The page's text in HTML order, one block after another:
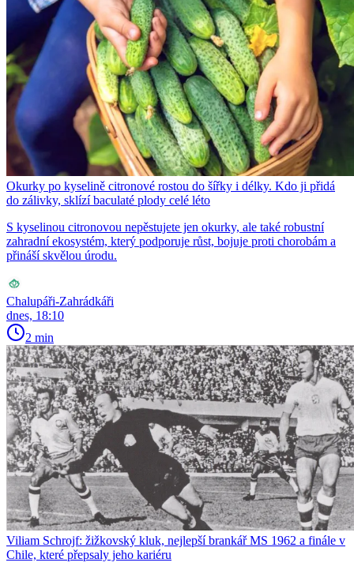
Okurky po kyselině citronové rostou do šířky i délky. Kdo ji přidá
do zálivky, sklízí baculaté plody celé léto
S kyselinou citronovou nepěstujete jen okurky, ale také robustní
zahradní ekosystém, který podporuje růst, bojuje proti chorobám a
přináší skvělou úrodu.
Chalupáři-Zahrádkáři
dnes, 18:10
2 min
Viliam Schrojf: žižkovský kluk, nejlepší brankář MS 1962 a finále v
Chile, které přepsaly jeho kariéru